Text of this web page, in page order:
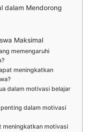
dalam Mendorong
Maksimal
memengaruhi
meningkatkan
dalam motivasi belajar
dalam motivasi
motivasi